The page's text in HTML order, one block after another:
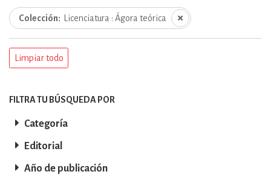
Colección Licenciatura : Ágora teórica
Limpiar todo
FILTRA TU BÚSQUEDA POR
Categoría
Editorial
Año de publicación